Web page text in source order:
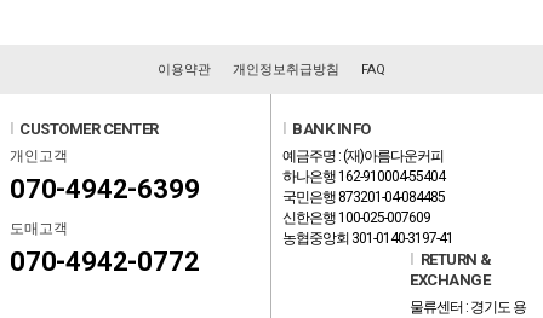
이용약관 개인정보취급방침 FAQ
CUSTOMER CENTER
개인고객
070-4942-6399
도매고객
070-4942-0772
BANK INFO
예금주명 : (재)아름다운커피
하나은행 162-910004-55404
국민은행 873201-04-084485
신한은행 100-025-007609
농협중앙회 301-0140-3197-41
RETURN &
EXCHANGE
물류센터 : 경기도 용